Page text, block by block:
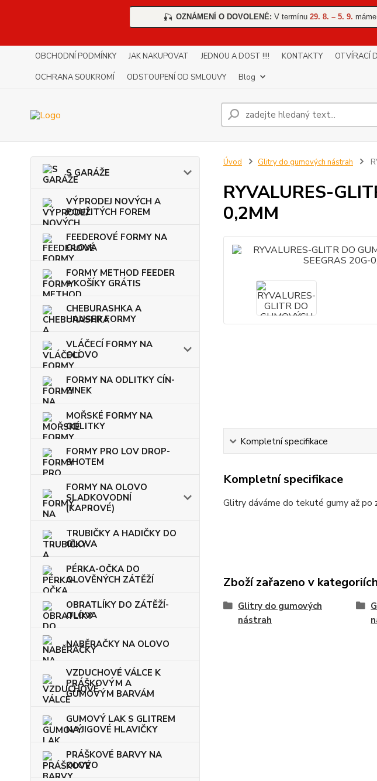
🎣 OZNÁMENÍ O DOVOLENÉ: V termínu 29. 8. – 5. 9.
OBCHODNÍ PODMÍNKY JAK NAKUPOVAT JEDNOU A DOST !!!! KONTAKTY OTVÍRACÍ
OCHRANA SOUKROMÍ
ODSTOUPENÍ OD SMLOUVY Blog
S GARÁŽE
VÝPRODEJ NOVÝCH A
POUŽITÝCH FOREM
FEEDEROVÉ FORMY NA
OLOVA
FORMY METHOD FEEDER
+ KOŠÍKY GRÁTIS
CHEBURASHKA A
HAUSER FORMY
VLÁČECÍ FORMY NA
OLOVO
FORMY NA ODLITKY CÍN-
ZINEK
MOŘSKÉ FORMY NA
ODLITKY
FORMY PRO LOV DROP-
SHOTEM
FORMY NA OLOVO
SLADKOVODNÍ
(KAPROVÉ)
TRUBIČKY A HADIČKY DO
OLOVA
PÉRKA-OČKA DO
OLOVĚNÝCH ZÁTĚŽÍ
OBRATLÍKY DO ZÁTĚŽÍ-
OLOVA
NABĚRAČKY NA OLOVO
VZDUCHOVÉ VÁLCE K
PRÁŠKOVÝM A
GUMOVÝM BARVÁM
GUMOVÝ LAK S GLITREM
NA JIGOVÉ HLAVIČKY
PRÁŠKOVÉ BARVY NA
OLOVO
Úvod Glitry do gumových nástrah
RYVALURES-
0,2MM
Kompletní specifikace
Kompletní specifikace
Glitry dáváme do tekuté gumy až
Zboží zařazeno v kategoriích
Glitry do gumových
nástrah